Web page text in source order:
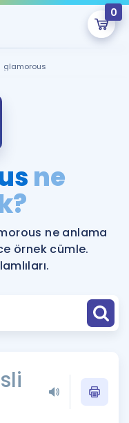
0
onlarca eğitim seni
Gramer
glamorous
ne
ne anlama
örnek cümle.